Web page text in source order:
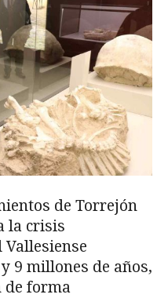
de Torrejón
la crisis
9 millones de años,
de forma